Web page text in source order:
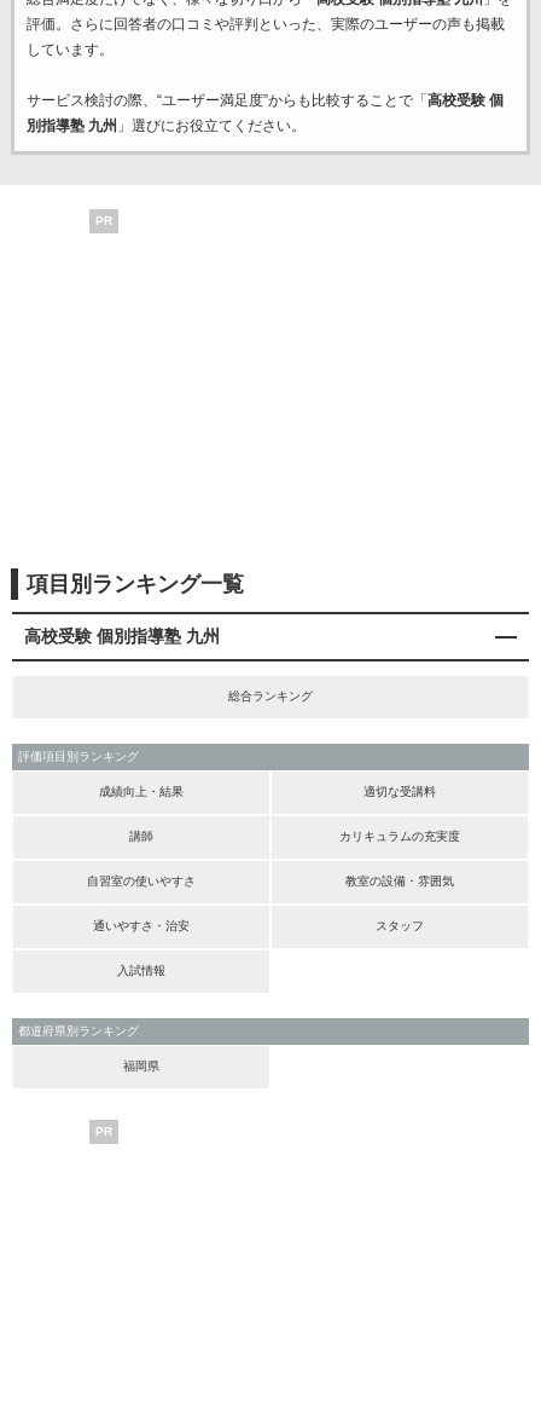
評価。さらに回答者の口コミや評判といった、実際のユーザーの声も掲載
しています。
サービス検討の際、“ユーザー満足度”からも比較することで「 高校受験 個
別指導塾 九州 」選びにお役立てください。
PR
項目別ランキング一覧
高校受験 個別指導塾 九州
総合ランキング
評価項目別ランキング
成績向上・結果 適切な受講料
講師 カリキュラムの充実度
自習室の使いやすさ 教室の設備・雰囲気
通いやすさ・治安 スタッフ
入試情報
都道府県別ランキング
福岡県
PR